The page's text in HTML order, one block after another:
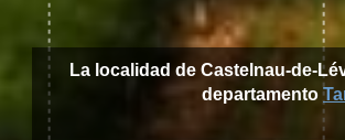
La localidad de Castelnau-de-
departamento